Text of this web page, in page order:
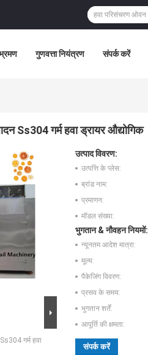
गुणवत्ता नियंत्रण संपर्क करें
Ss304 गर्म हवा ड्रायर औद्योगिक
गर्म हवा
उत्पाद विवरण:
उत्पत्ति के प्लेस:
ब्रांड नाम:
प्रमाणन:
मॉडल संख्या:
भुगतान & नौवहन नियमों:
न्यूनतम आदेश मात्रा:
मूल्य:
पैकेजिंग विवरण:
प्रसव के समय:
भुगतान शर्तें:
आपूर्ति की क्षमता:
संपर्क करें